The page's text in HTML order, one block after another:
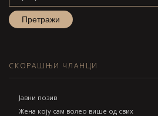
СКОРАШЊИ ЧЛАНЦИ
Jавни позив
Жена коју сам волео више од свих